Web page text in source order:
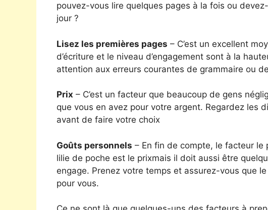
pouvez-vous lire quelques pages à la fois ou
jour ?
Lisez les premières pages – C’est un excellent
d’écriture et le niveau d’engagement sont à la
attention aux erreurs courantes de grammaire ou
Prix – C’est un facteur que beaucoup de gens
que vous en avez pour votre argent. Regardez les
avant de faire votre choix
Goûts personnels – En fin de compte, le facteur le
lilie de poche est le prixmais il doit aussi être
engage. Prenez votre temps et assurez-vous que
pour vous.